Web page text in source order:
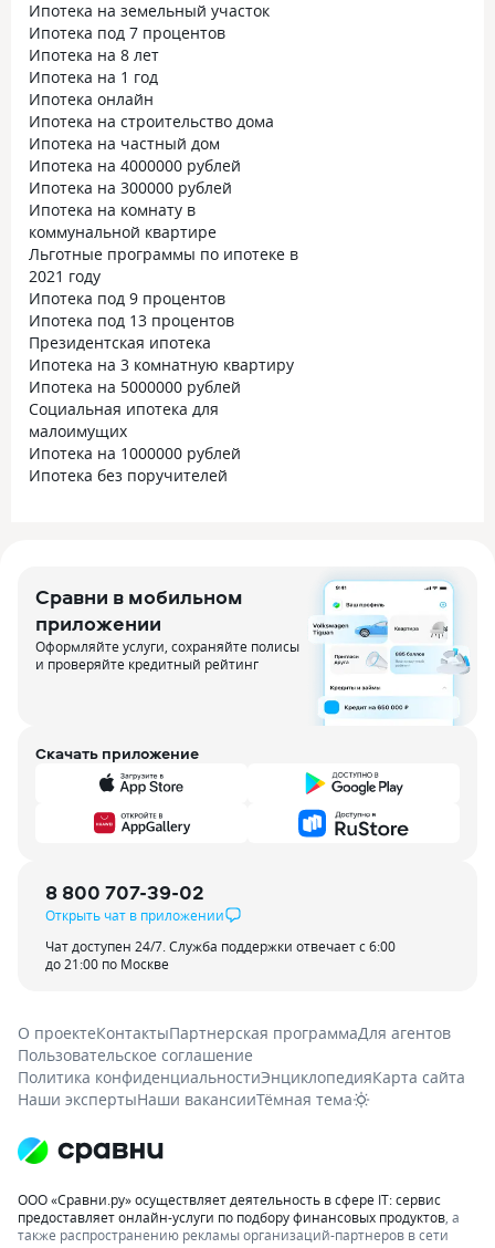
Ипотека на земельный участок
Ипотека под 7 процентов
Ипотека на 8 лет
Ипотека на 1 год
Ипотека онлайн
Ипотека на строительство дома
Ипотека на частный дом
Ипотека на 4000000 рублей
Ипотека на 300000 рублей
Ипотека на комнату в
коммунальной квартире
Льготные программы по ипотеке в
2021 году
Ипотека под 9 процентов
Ипотека под 13 процентов
Президентская ипотека
Ипотека на 3 комнатную квартиру
Ипотека на 5000000 рублей
Социальная ипотека для
малоимущих
Ипотека на 1000000 рублей
Ипотека без поручителей
Сравни в мобильном
приложении
Оформляйте услуги, сохраняйте полисы
и проверяйте кредитный рейтинг
Скачать приложение
8 800 707-39-02
Открыть чат в приложении
Чат доступен 24/7. Служба поддержки отвечает с 6:00
до 21:00 по Москве
О проектеКонтактыПартнерская программаДля агентов
Пользовательское соглашение
Политика конфиденциальностиЭнциклопедияКарта сайта
Наши экспертыНаши вакансииТёмная тема
ООО «Сравни.ру» осуществляет деятельность в сфере IT: сервис
предоставляет онлайн-услуги по подбору финансовых продуктов , а
также распространению рекламы организаций-партнеров в сети